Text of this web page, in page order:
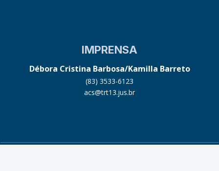
IMPRENSA
Débora Cristina Barbosa/Kamilla Barreto
(83) 3533-6123
acs@trt13.jus.br